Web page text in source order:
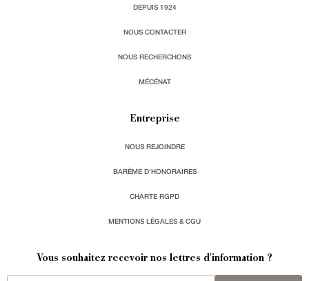
DEPUIS 1924
NOUS CONTACTER
NOUS RECHERCHONS
MÉCÉNAT
Entreprise
NOUS REJOINDRE
BARÈME D'HONORAIRES
CHARTE RGPD
MENTIONS LÉGALES & CGU
Vous souhaitez recevoir nos lettres d'information ?